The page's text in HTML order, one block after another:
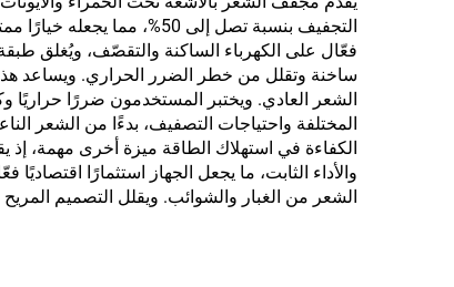
التجفيف بنسبة تصل إلى
فعّال على الكهرباء الساكنة والتقصّف، ويُغلق
ساخنة وتقلل من خطر الضرر الحراري. ويساعد هذا
الشعر العادي. ويختبر المستخدمون ضررًا حراريًا
المختلفة واحتياجات التصفيف، بدءًا من الشعر
الكفاءة في استهلاك الطاقة ميزة أخرى مهمة، إذ
والأداء الثابت، ما يجعل الجهاز استثمارًا
الشعر من الغبار والشوائب. ويقلل التصميم